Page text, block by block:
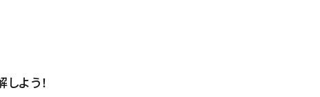
よう！